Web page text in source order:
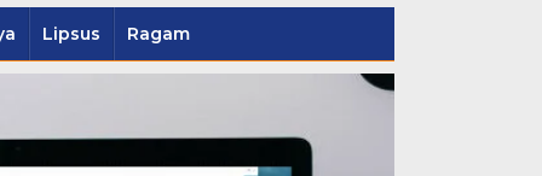
Lipsus Ragam